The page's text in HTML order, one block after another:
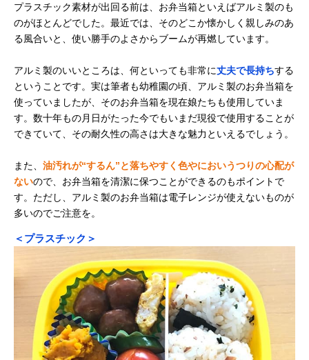
プラスチック素材が出回る前は、お弁当箱といえばアルミ製のも
のがほとんどでした。最近では、そのどこか懐かしく親しみのあ
る風合いと、使い勝手のよさからブームが再燃しています。
アルミ製のいいところは、何といっても非常に丈夫で長持ちする
ということです。実は筆者も幼稚園の頃、アルミ製のお弁当箱を
使っていましたが、そのお弁当箱を現在娘たちも使用していま
す。数十年もの月日がたった今でもいまだ現役で使用することが
できていて、その耐久性の高さは大きな魅力といえるでしょう。
また、 油汚れが“するん”と落ちやすく色やにおいうつりの心配が
ないので、お弁当箱を清潔に保つことができるのもポイントで
す。ただし、アルミ製のお弁当箱は電子レンジが使えないものが
多いのでご注意を。
＜プラスチック＞